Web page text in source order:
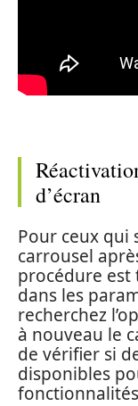
d’écran
Pour ceux qui
carrousel
procédure est
dans les
recherchez
à nouveau le
de vérifier si
disponibles